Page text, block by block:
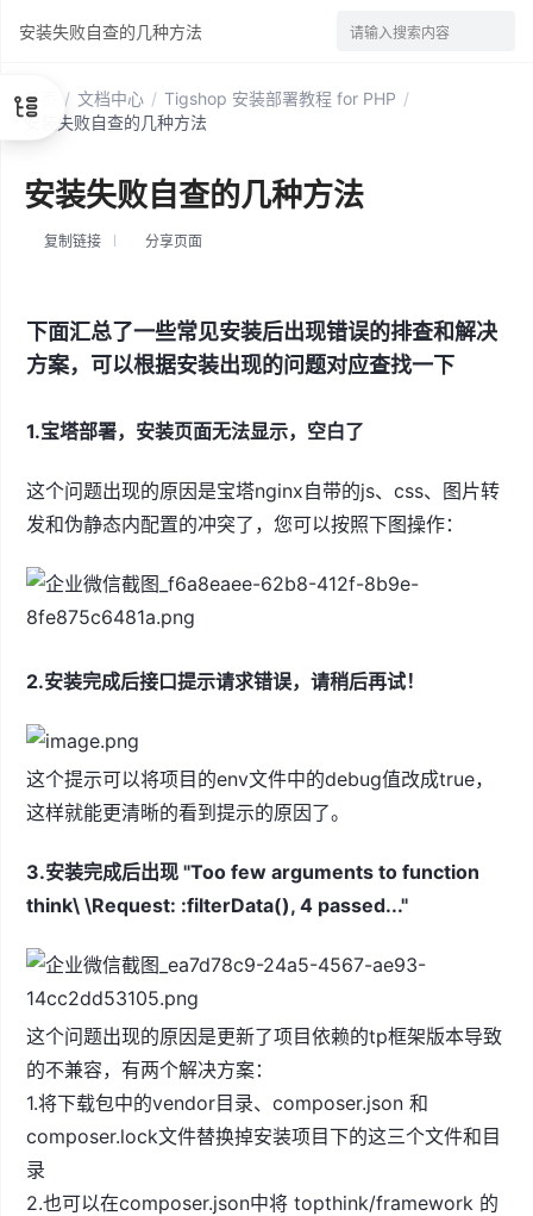
首页 / 文档中心 / Tigshop 安装部署教程 for PHP /
安装失败自查的几种方法
安装失败自查的几种方法
复制链接 分享页面
下面汇总了一些常见安装后出现错误的排查和解决
方案，可以根据安装出现的问题对应查找一下
1.宝塔部署，安装页面无法显示，空白了
这个问题出现的原因是宝塔nginx自带的js、css、图片转
发和伪静态内配置的冲突了，您可以按照下图操作：
2.安装完成后接口提示请求错误，请稍后再试！
这个提示可以将项目的env文件中的debug值改成true，
这样就能更清晰的看到提示的原因了。
3.安装完成后出现 "Too few arguments to function
think\ \Request: :filterData(), 4 passed..."
这个问题出现的原因是更新了项目依赖的tp框架版本导致
的不兼容，有两个解决方案：
1.将下载包中的vendor目录、composer.json 和
composer.lock文件替换掉安装项目下的这三个文件和目
录
2.也可以在composer.json中将 topthink/framework 的
安装失败自查的几种方法 请输入搜索内容